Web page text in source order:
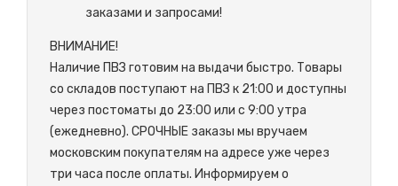
заказами и запросами!
ВНИМАНИЕ!
Наличие ПВЗ готовим на выдачи быстро. Товары
со складов поступают на ПВЗ к 21:00 и доступны
через постоматы до 23:00 или с 9:00 утра
(ежедневно). СРОЧНЫЕ заказы мы вручаем
московским покупателям на адресе уже через
три часа после оплаты. Информируем о